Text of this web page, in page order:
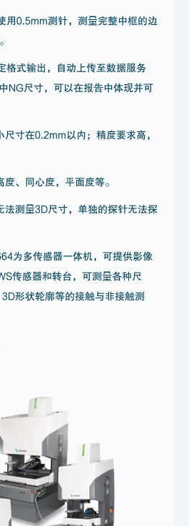
0.5mm测针，测量完整中框的边
式输出，自动上传至数据服务
NG尺寸，可以在报告中体现并可
寸在0.2mm以内；精度要求高，
、同心度，平面度等。
法测量3D尺寸，单独的探针无法探
为多传感器一体机，可提供影像
传感器和转台，可测量各种尺
形状轮廓等的接触与非接触测